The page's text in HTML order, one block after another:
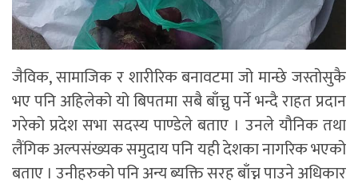
जैविक, सामाजिक र शारीरिक बनावटमा जो मान्छे जस्तोसुकै
भए पनि अहिलेको यो बिपतमा सबै बाँच्नु पर्ने भन्दै राहत प्रदान
गरेको प्रदेश सभा सदस्य पाण्डेले बताए । उनले यौनिक तथा
लैंगिक अल्पसंख्यक समुदाय पनि यही देशका नागरिक भएको
बताए । उनीहरुको पनि अन्य ब्यक्ति सरह बाँच्न पाउने अधिकार